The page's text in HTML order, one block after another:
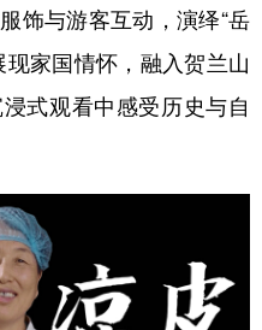
饰与游客互动，演绎“岳
家国情怀，融入贺兰山
式观看中感受历史与自